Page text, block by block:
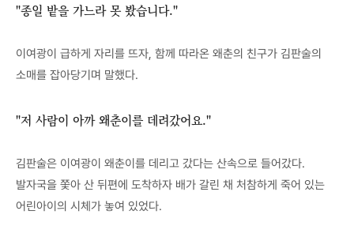
"종일 밭을 가느라 못 봤습니다."
이여광이 급하게 자리를 뜨자, 함께 따라온 왜춘의 친구가 김판술의
소매를 잡아당기며 말했다.
"저 사람이 아까 왜춘이를 데려갔어요."
김판술은 이여광이 왜춘이를 데리고 갔다는 산속으로 들어갔다.
발자국을 쫓아 산 뒤편에 도착하자 배가 갈린 채 처참하게 죽어 있는
어린아이의 시체가 놓여 있었다.